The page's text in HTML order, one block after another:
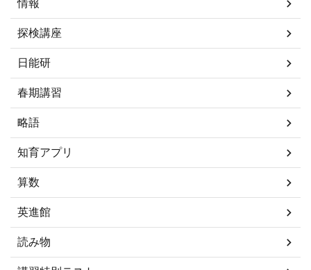
情報
探検講座
日能研
春期講習
略語
知育アプリ
算数
英進館
読み物